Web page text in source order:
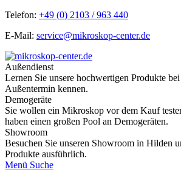
Telefon: +49 (0) 2103 / 963 440
E-Mail: service@mikroskop-center.de
Außendienst
Lernen Sie unsere hochwertigen Produkte
Außentermin kennen.
Demogeräte
Sie wollen ein Mikroskop vor dem Kauf
haben einen großen Pool an Demogeräten.
Showroom
Besuchen Sie unseren Showroom in Hilden
Produkte ausführlich.
Menü Suche